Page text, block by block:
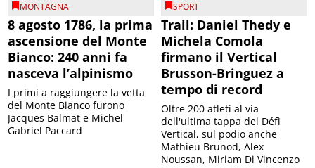
MONTAGNA
8 agosto 1786, la prima
ascensione del Monte
Bianco: 240 anni fa
nasceva l’alpinismo
I primi a raggiungere la vetta
del Monte Bianco furono
Jacques Balmat e Michel
Gabriel Paccard
SPORT
Trail: Daniel Thedy e
Michela Comola
firmano il Vertical
Brusson-Bringuez a
tempo di record
Oltre 200 atleti al via
dell'ultima tappa del Défì
Vertical, sul podio anche
Mathieu Brunod, Alex
Noussan, Miriam Di Vincenzo